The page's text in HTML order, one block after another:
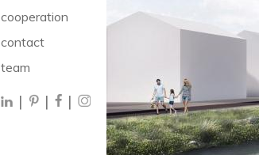
cooperation
contact
team
| | |